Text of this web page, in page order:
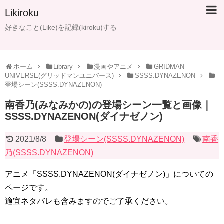
Likiroku
好きなこと(Like)を記録(kiroku)する
ホーム Library 漫画やアニメ
GRIDMAN
UNIVERSE(グリッドマンユニバース)
SSSS.DYNAZENON
登場シーン(SSSS.DYNAZENON)
南香乃(みなみかの)の登場シーン一覧と画像｜
SSSS.DYNAZENON(ダイナゼノン)
2021/8/8 登場シーン(SSSS.DYNAZENON)
南香
乃(SSSS.DYNAZENON)
アニメ「SSSS.DYNAZENON(ダイナゼノン)」についての
ページです。
適宜ネタバレも含みますのでご了承ください。